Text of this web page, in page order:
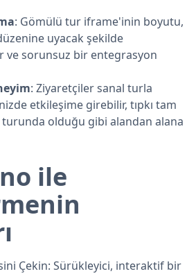
: Gömülü tur iframe'inin boyutu,
uyacak şekilde
ve sorunsuz bir entegrasyon
: Ziyaretçiler sanal turla
etkileşime girebilir, tıpkı tam
olduğu gibi alandan alana
ile
Çekin: Sürükleyici, interaktif bir